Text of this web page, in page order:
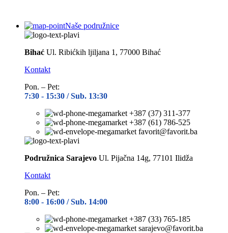
Naše podružnice
Bihać Ul. Ribićkih ljiljana 1, 77000 Bihać
Kontakt
Pon. – Pet:
7:30 - 15:30 / Sub. 13:30
+387 (37) 311-377
+387 (61) 786-525
favorit@favorit.ba
Podružnica Sarajevo Ul. Pijačna 14g, 77101 Ilidža
Kontakt
Pon. – Pet:
8:00 - 16:00 / Sub. 14:00
+387 (33) 765-185
sarajevo@favorit.ba